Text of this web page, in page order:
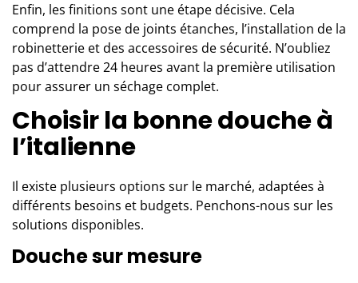
Enfin, les finitions sont une étape décisive. Cela
comprend la pose de joints étanches, l’installation de la
robinetterie et des accessoires de sécurité. N’oubliez
pas d’attendre 24 heures avant la première utilisation
pour assurer un séchage complet.
Choisir la bonne douche à
l’italienne
Il existe plusieurs options sur le marché, adaptées à
différents besoins et budgets. Penchons-nous sur les
solutions disponibles.
Douche sur mesure